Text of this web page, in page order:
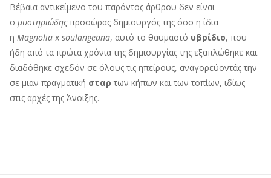
Βέβαια αντικείμενο του παρόντος άρθρου δεν είναι
ο μυστηριώδηςπροσώρας δημιουργός της όσο η ίδια
η Magnolia x soulangeana, αυτό το θαυμαστό υβρίδιο, που
ήδη από τα πρώτα χρόνια της δημιουργίας της εξαπλώθηκε και
διαδόθηκε σχεδόν σε όλους τις ηπείρους, αναγορεύοντάς την
σε μιαν πραγματική σταρ των κήπων και των τοπίων, ιδίως
στις αρχές της Άνοιξης.